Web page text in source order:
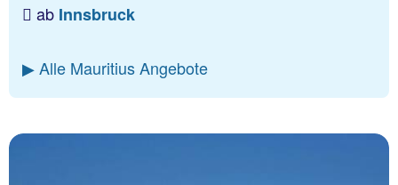
ab Innsbruck
▶ Alle Mauritius Angebote